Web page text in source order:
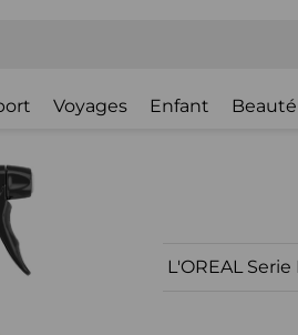
Voyages Enfant Beauté
L'OREAL